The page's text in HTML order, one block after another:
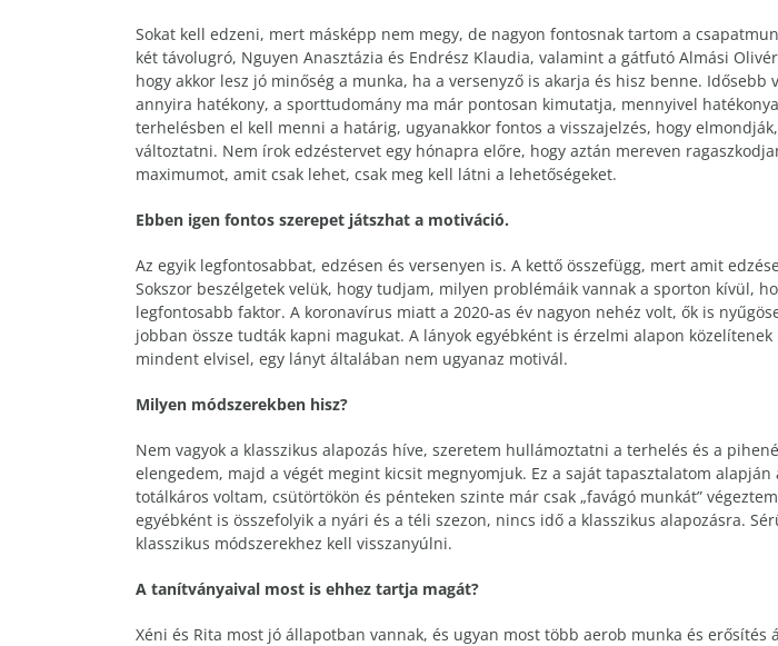
Sokat kell edzeni, mert másképp nem megy, de nagyon fontosnak tartom a
két távolugró, Nguyen Anasztázia és Endrész Klaudia, valamint a gátfutó Almási
hogy akkor lesz jó minőség a munka, ha a versenyző is akarja és hisz benne.
annyira hatékony, a sporttudomány ma már pontosan kimutatja, mennyivel
terhelésben el kell menni a határig, ugyanakkor fontos a visszajelzés, hogy
változtatni. Nem írok edzéstervet egy hónapra előre, hogy aztán mereven
maximumot, amit csak lehet, csak meg kell látni a lehetőségeket.
Ebben igen fontos szerepet játszhat a motiváció.
Az egyik legfontosabbat, edzésen és versenyen is. A kettő összefügg, mert amit
Sokszor beszélgetek velük, hogy tudjam, milyen problémáik vannak a sporton kívül,
legfontosabb faktor. A koronavírus miatt a 2020-as év nagyon nehéz volt, ők is
jobban össze tudták kapni magukat. A lányok egyébként is érzelmi alapon
mindent elvisel, egy lányt általában nem ugyanaz motivál.
Milyen módszerekben hisz?
Nem vagyok a klasszikus alapozás híve, szeretem hullámoztatni a terhelés és a
elengedem, majd a végét megint kicsit megnyomjuk. Ez a saját tapasztalatom
totálkáros voltam, csütörtökön és pénteken szinte már csak „favágó munkát”
egyébként is összefolyik a nyári és a téli szezon, nincs idő a klasszikus alapozásra.
klasszikus módszerekhez kell visszanyúlni.
A tanítványaival most is ehhez tartja magát?
Xéni és Rita most jó állapotban vannak, és ugyan most több aerob munka és